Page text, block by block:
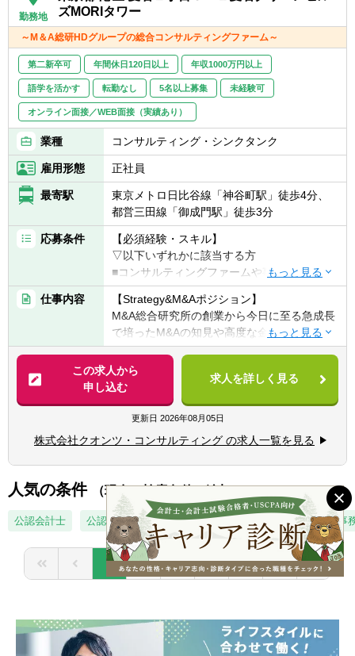
▽企業規模
■売上10兆円規模の上場企業
■売上数十億円規模のベンチャー企業
プロジェクト期間は6ヶ月～1年程度です。
様々な業界・規模の企業に携わることができ
ます。
勤務地
ズMORIタワー
～M＆A総研HDグループの総合コンサルティングファーム～
第二新卒可 年間休日120日以上 年収1000万円以上
語学を活かす 転勤なし 5名以上募集 未経験可
オンライン面接／WEB面接（実績あり）
業種 コンサルティング・シンクタンク
雇用形態 正社員
最寄駅
東京メトロ日比谷線「神谷町駅」徒歩4分、
都営三田線「御成門駅」徒歩3分
応募条件
【必須経験・スキル】
▽以下いずれかに該当する方
■コンサルティングファームや事業会社にお
ける中期経営計画策定、新規事業開発、経営
戦略、ガバナンス改革、企業変革（BPR、DX
推進等）、財務・経理業務（連結決算業務
等）の実務経験
【歓迎経験・スキル】
■財務モデリングや企業価値評価（バリュエ
ーション）に関する知識・実務経験
■M&Aの実行支援やPMI（買収後統合）の経
験
■会計・ファイナンスに関する専門知識（公
認会計士・USCPA・CFA資格保有者歓迎）
■M&A・コーポレートファイナンスに関する
資格・知識（証券アナリスト、CMA等）
■英語・中国語などの語学スキル（海外案件
の経験がある方歓迎）
仕事内容
【Strategy&M&Aポジション】
M&A総合研究所の創業から今日に至る急成長
で培ったM&Aの知見や高度な金融のノウハウ
を用いて、M&A戦略やディール組成、PMIな
どのM&Aニーズやコーポレートガバナンス、
中計策定などCxOアジェンダへのコンサルテ
ーションをより強化するために、専門チーム
を設立致しました。
各業界トップティアのクライアントから非常
に多くの引き合いをいただく中で、より専門
性高くM&A及び高度な経営戦略によるご支援
をすることを目的としており、Pre/On/Post
フェーズまで一気通貫で、M&A総合研究所と
コラボレーションしながらディールを進めて
いきます。
グループのコラボレーションによって戦略を
功報酬モデルを新たに確立させることでクラ
イアントに実益を提供し、コンサルタントの
この求人から
申し込む
求人を詳しく見る
更新日 2026年08月05日
株式会社クオンツ・コンサルティング の求人一覧を見る
人気の条件 （現在の検索条件に追加）
公認会計士 公認会計士試験合格 USCPA 監査法人 会計事
1 2 3 4 5